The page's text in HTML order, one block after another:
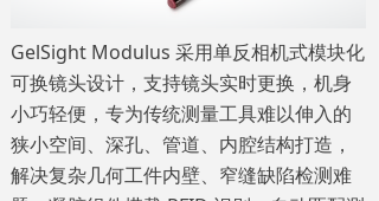
GelSight Modulus 采用单反相机式模块化
可换镜头设计，支持镜头实时更换，机身
小巧轻便，专为传统测量工具难以伸入的
狭小空间、深孔、管道、内腔结构打造，
解决复杂几何工件内壁、窄缝缺陷检测难